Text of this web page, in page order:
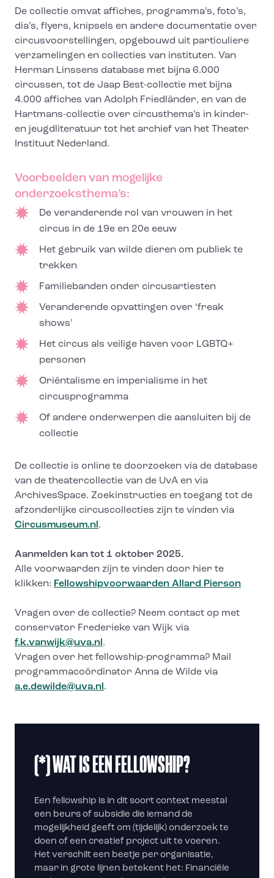
De collectie omvat affiches, programma’s, foto’s,
dia’s, flyers, knipsels en andere documentatie over
circusvoorstellingen, opgebouwd uit particuliere
verzamelingen en collecties van instituten. Van
Herman Linssens database met bijna 6.000
circussen, tot de Jaap Best-collectie met bijna
4.000 affiches van Adolph Friedländer, en van de
Hartmans-collectie over circusthema’s in kinder-
en jeugdliteratuur tot het archief van het Theater
Instituut Nederland.
Voorbeelden van mogelijke
onderzoeksthema’s:
De veranderende rol van vrouwen in het
circus in de 19e en 20e eeuw
Het gebruik van wilde dieren om publiek te
trekken
Familiebanden onder circusartiesten
Veranderende opvattingen over ‘freak
shows’
Het circus als veilige haven voor LGBTQ+
personen
Oriëntalisme en imperialisme in het
circusprogramma
Of andere onderwerpen die aansluiten bij de
collectie
De collectie is online te doorzoeken via de database
van de theatercollectie van de UvA en via
ArchivesSpace. Zoekinstructies en toegang tot de
afzonderlijke circuscollecties zijn te vinden via
Circusmuseum.nl .
Aanmelden kan tot 1 oktober 2025.
Alle voorwaarden zijn te vinden door hier te
klikken: Fellowshipvoorwaarden Allard Pierson
Vragen over de collectie? Neem contact op met
conservator Frederieke van Wijk via
f.k.vanwijk@uva.nl .
Vragen over het fellowship-programma? Mail
programmacoördinator Anna de Wilde via
a.e.dewilde@uva.nl .
(*) WAT IS EEN FELLOWSHIP?
Een fellowship is in dit soort context meestal
een beurs of subsidie die iemand de
mogelijkheid geeft om (tijdelijk) onderzoek te
doen of een creatief project uit te voeren.
Het verschilt een beetje per organisatie,
maar in grote lijnen betekent het: Financiële